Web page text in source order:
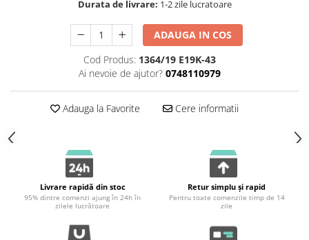
Durata de livrare: 1-2 zile lucratoare
ADAUGA IN COS
Cod Produs: 1364/19 E19K-43
Ai nevoie de ajutor? 0748110979
Adauga la Favorite Cere informatii
Livrare rapidă din stoc
95% dintre comenzi ajung în 24h în
zilele lucrătoare
Retur simplu și rapid
Pentru toate comenzile timp de 14
zile